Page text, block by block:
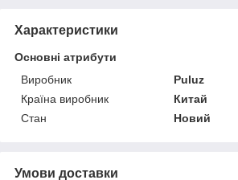
Характеристики
Основні атрибути
Виробник
Puluz
Країна виробник
Китай
Стан
Новий
Умови доставки